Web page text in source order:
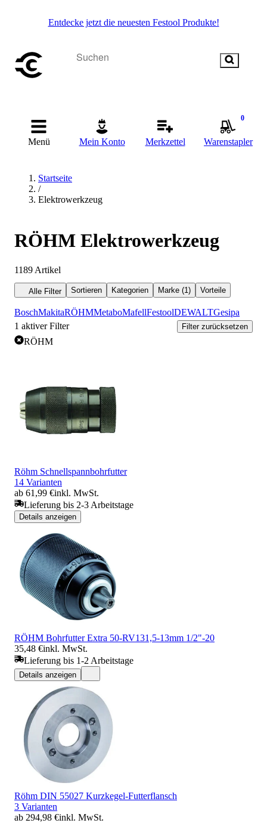
Entdecke jetzt die neuesten Festool Produkte!
Menü Mein Konto Merkzettel
0
Warenstapler
Startseite
/
Elektrowerkzeug
RÖHM Elektrowerkzeug
1189 Artikel
Alle Filter Sortieren Kategorien Marke (1) Vorteile
BoschMakitaRÖHMMetaboMafellFestoolDEWALTGesipa
1 aktiver Filter Filter zurücksetzen
RÖHM
Röhm Schnellspannbohrfutter
14 Varianten
ab 61,99 €inkl. MwSt.
Lieferung bis 2-3 Arbeitstage
Details anzeigen
RÖHM Bohrfutter Extra 50-RV131,5-13mm 1/2"-20
35,48 €inkl. MwSt.
Lieferung bis 1-2 Arbeitstage
Details anzeigen
Röhm DIN 55027 Kurzkegel-Futterflansch
3 Varianten
ab 294,98 €inkl. MwSt.